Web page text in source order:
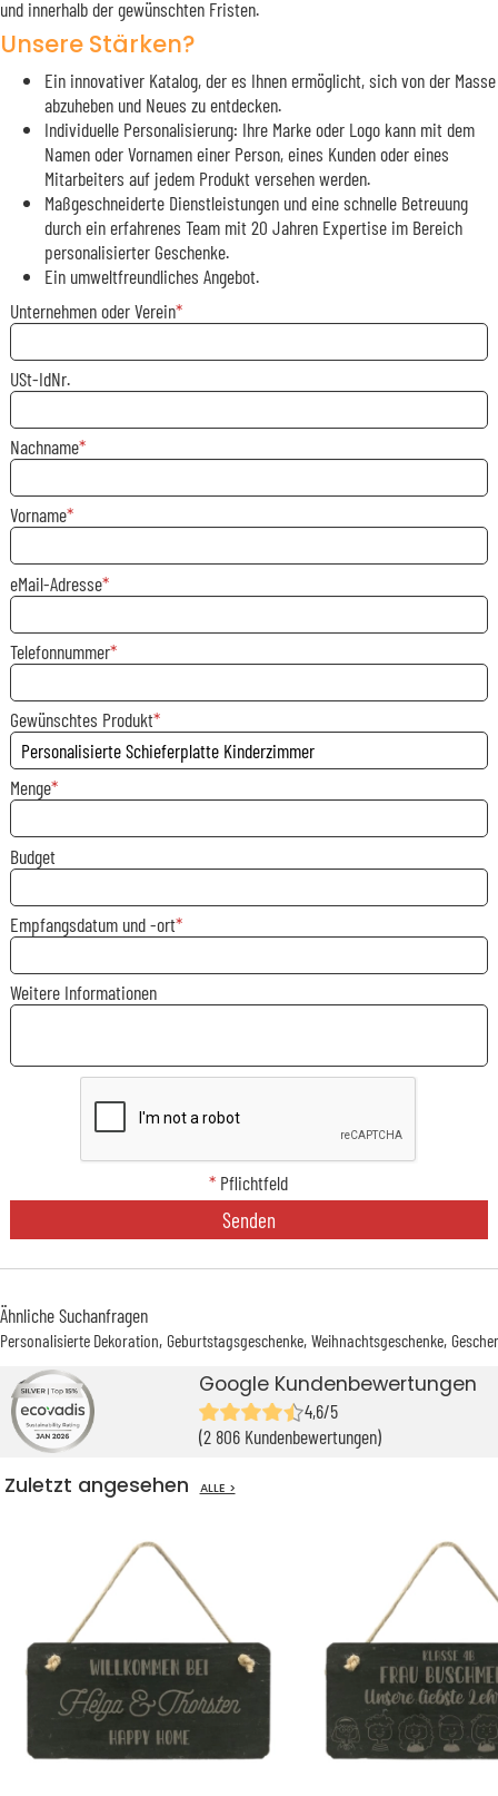
und innerhalb der gewünschten Fristen.
Unsere Stärken?
Ein innovativer Katalog, der es Ihnen ermöglicht, sich von der Masse
abzuheben und Neues zu entdecken.
Individuelle Personalisierung: Ihre Marke oder Logo kann mit dem
Namen oder Vornamen einer Person, eines Kunden oder eines
Mitarbeiters auf jedem Produkt versehen werden.
Maßgeschneiderte Dienstleistungen und eine schnelle Betreuung
durch ein erfahrenes Team mit 20 Jahren Expertise im Bereich
personalisierter Geschenke.
Ein umweltfreundliches Angebot.
Unternehmen oder Verein
USt-IdNr.
Nachname
Vorname
eMail-Adresse
Telefonnummer
Gewünschtes Produkt
Menge
Budget
Empfangsdatum und -ort
Weitere Informationen
* Pflichtfeld
Senden
Ähnliche Suchanfragen
Personalisierte Dekoration Geburtstagsgeschenke Weihnachtsgeschenke
Google Kundenbewertungen
4,6/5
(2 806 Kundenbewertungen)
Zuletzt angesehen ALLE >